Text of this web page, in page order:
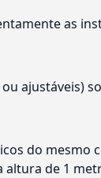
as
ajustáveis)
do mesmo
altura de 1